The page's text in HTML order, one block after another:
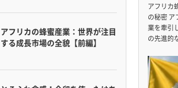
アフリカの蜂蜜産業：世界が注目
する成長市場の全貌【前編】
アフリカ
の秘密 ア
業を牽引
の先進的